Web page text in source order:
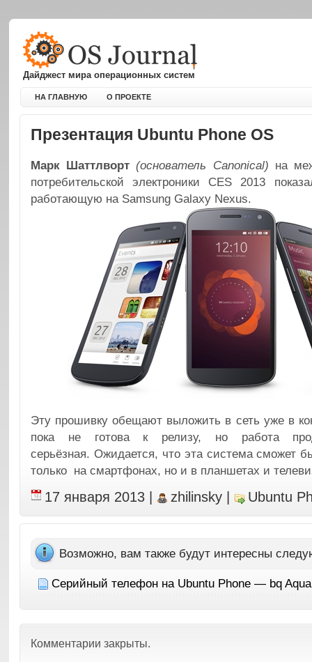
Дайджест мира операционных систем
НА ГЛАВНУЮ О ПРОЕКТЕ
Презентация Ubuntu Phone OS
Марк Шаттлворт (основатель Canonical) на
потребительской электроники CES 2013
работающую на Samsung Galaxy Nexus.
Эту прошивку обещают выложить в сеть уже в
пока не готова к релизу, но работа
серьёзная. Ожидается, что эта система сможет
только на смартфонах, но и в планшетах и
17 января 2013 zhilinsky Ubuntu
Возможно, вам также будут интересны
Серийный телефон на Ubuntu Phone — bq
Комментарии закрыты.